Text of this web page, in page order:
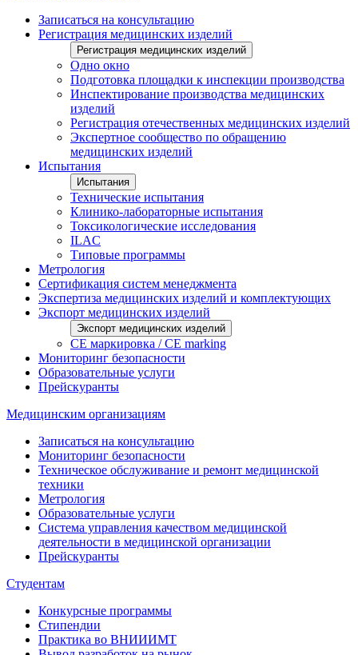
Записаться на консультацию
Регистрация медицинских изделий
Регистрация медицинских изделий
Одно окно
Подготовка площадки к инспекции производства
Инспектирование производства медицинских
изделий
Регистрация отечественных медицинских изделий
Экспертное сообщество по обращению
медицинских изделий
Испытания
Испытания
Технические испытания
Клинико-лабораторные испытания
Токсикологические исследования
ILAС
Типовые программы
Метрология
Сертификация систем менеджмента
Экспертиза медицинских изделий и комплектующих
Экспорт медицинских изделий
Экспорт медицинских изделий
CE маркировка / CE marking
Мониторинг безопасности
Образовательные услуги
Прейскуранты
Медицинским организациям
Записаться на консультацию
Мониторинг безопасности
Техническое обслуживание и ремонт медицинской
техники
Метрология
Образовательные услуги
Система управления качеством медицинской
деятельности в медицинской организации
Прейскуранты
Студентам
Конкурсные программы
Стипендии
Практика во ВНИИИМТ